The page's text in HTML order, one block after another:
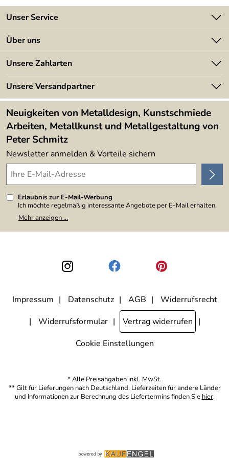
Unser Service
Kontakt
Kundeninformationen
Newsletter
Lieferbedingungen
Über uns
Angebote
Kundenbewertungen (394)
4,9/5
Unsere Zahlarten
Unsere Versandpartner
Neuigkeiten von Metalldesign, Kunstschmiede
Arbeiten, Metallkunst und Metallgestaltung von
Peter Schmitz
Newsletter anmelden & Vorteile sichern
Erlaubnis zur E-Mail-Werbung
Ich möchte regelmäßig interessante Angebote per E-Mail erhalten.
Meine E-Mail-Adresse wird nicht an andere Unternehmen
weitergegeben. Zu statistischen Zwecken wird in anonymer Form
den Link "Abmelden" am Ende des Newsletters anklicke. Die
Datenschutzerklärung
habe ich zur Kenntnis genommen.
Mehr anzeigen ...
Impressum Datenschutz AGB
Widerrufsrecht
Widerrufsformular
Vertrag widerrufen
Cookie Einstellungen
* Alle Preisangaben inkl. MwSt.
** Gilt für Lieferungen nach Deutschland. Lieferzeiten für andere Länder
und Informationen zur Berechnung des Liefertermins finden Sie hier.